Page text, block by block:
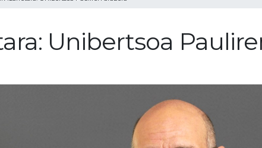
Unibertsoa